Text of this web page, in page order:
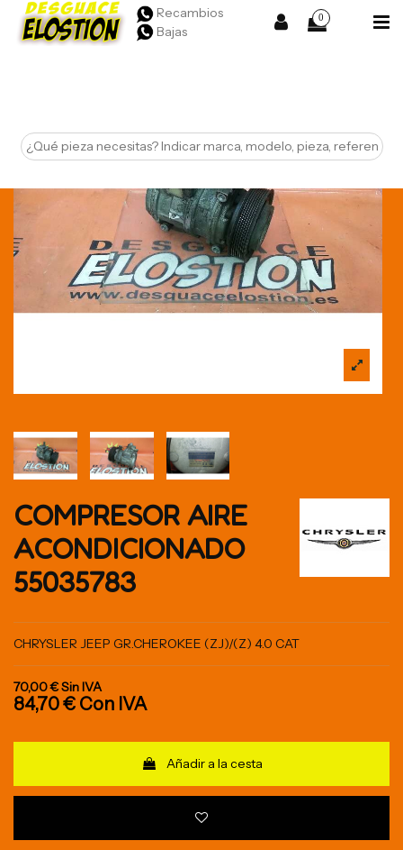
Recambios
Bajas
0
COMPRESOR AIRE
ACONDICIONADO
55035783
CHRYSLER JEEP GR.CHEROKEE (ZJ)/(Z) 4.0 CAT
70,00 €Sin IVA
84,70 € Con IVA
Añadir a la cesta